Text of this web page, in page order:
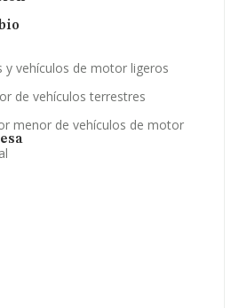
y vehículos de motor ligeros
de vehículos terrestres
menor de vehículos de motor